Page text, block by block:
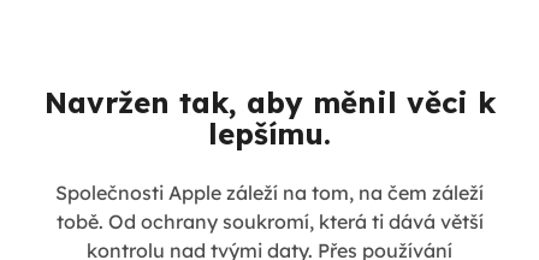
Navržen tak, aby měnil věci k
lepšímu.
Společnosti Apple záleží na tom, na čem záleží
tobě. Od ochrany soukromí, která ti dává větší
kontrolu nad tvými daty. Přes používání